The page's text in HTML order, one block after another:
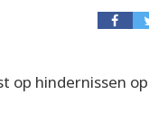
op hindernissen